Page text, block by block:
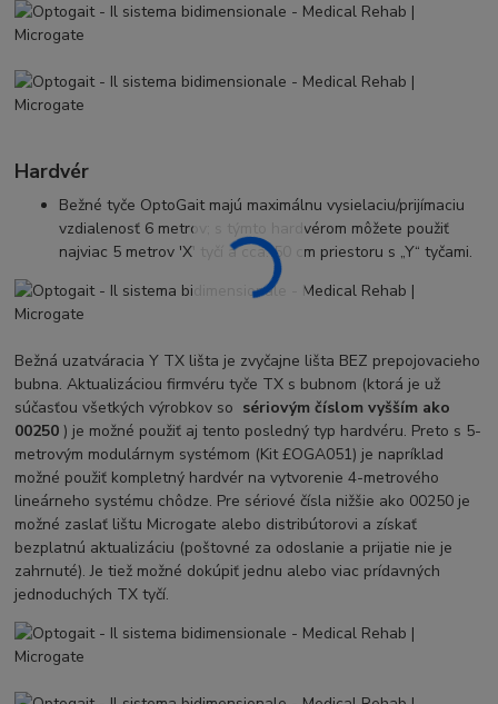
Hardvér
Bežné tyče OptoGait majú maximálnu vysielaciu/prijímaciu
vzdialenosť 6 metrov; s týmto hardvérom môžete použiť
najviac 5 metrov 'X' tyčí a cca. 50 cm priestoru s „Y“ tyčami.
Bežná uzatváracia Y TX lišta je zvyčajne lišta BEZ prepojovacieho
bubna. Aktualizáciou firmvéru tyče TX s bubnom (ktorá je už
súčasťou všetkých výrobkov so sériovým číslom vyšším ako
00250 ) je možné použiť aj tento posledný typ hardvéru. Preto s 5-
metrovým modulárnym systémom (Kit £OGA051) je napríklad
možné použiť kompletný hardvér na vytvorenie 4-metrového
lineárneho systému chôdze. Pre sériové čísla nižšie ako 00250 je
možné zaslať lištu Microgate alebo distribútorovi a získať
bezplatnú aktualizáciu (poštovné za odoslanie a prijatie nie je
zahrnuté). Je tiež možné dokúpiť jednu alebo viac prídavných
jednoduchých TX tyčí.